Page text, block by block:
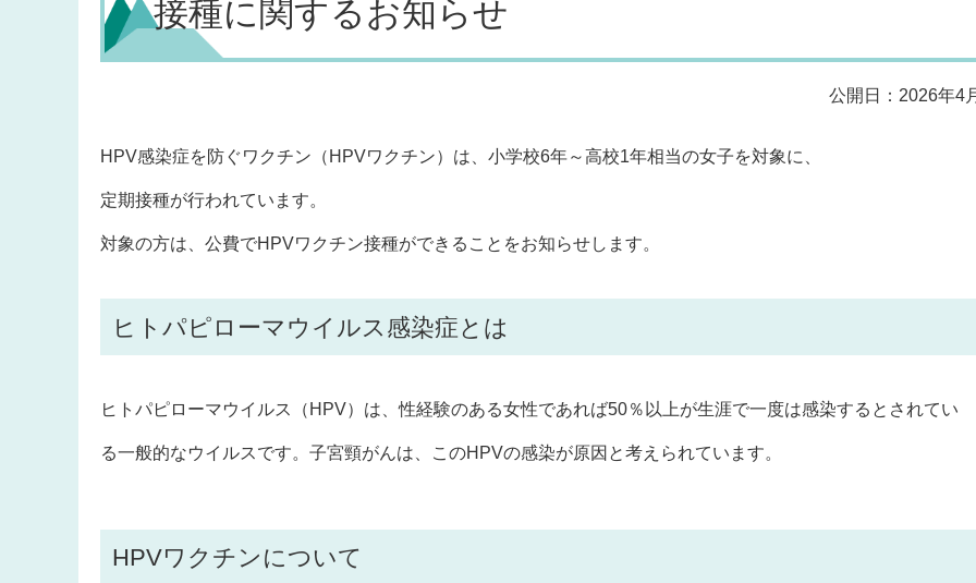
接種に関するお知らせ
公開日：2026年4
HPV感染症を防ぐワクチン（HPVワクチン）は、小学校6年～高校1年相当の女子を対象に、
定期接種が行われています。
対象の方は、公費でHPVワクチン接種ができることをお知らせします。
ヒトパピローマウイルス感染症とは
ヒトパピローマウイルス（HPV）は、性経験のある女性であれば50％以上が生涯で一度は感染するとされてい
る一般的なウイルスです。子宮頸がんは、このHPVの感染が原因と考えられています。
HPVワクチンについて